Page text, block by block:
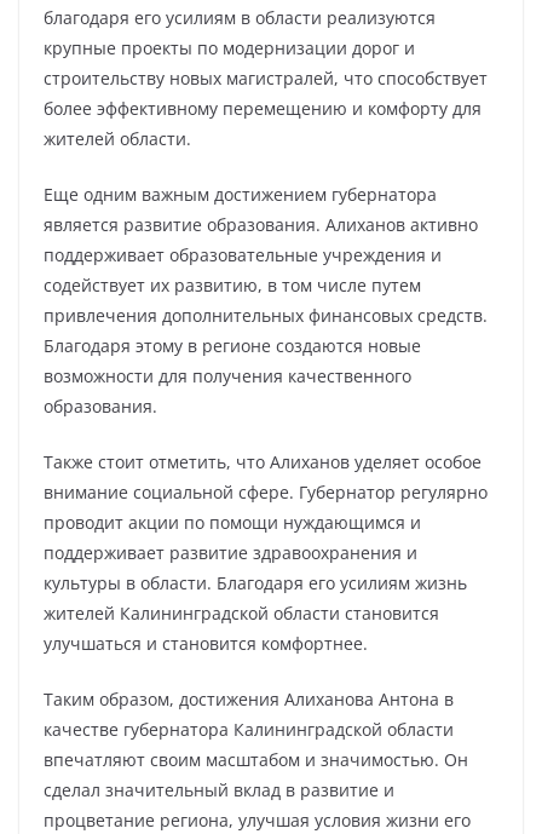
благодаря его усилиям в области реализуются
крупные проекты по модернизации дорог и
строительству новых магистралей, что способствует
более эффективному перемещению и комфорту для
жителей области.
Еще одним важным достижением губернатора
является развитие образования. Алиханов активно
поддерживает образовательные учреждения и
содействует их развитию, в том числе путем
привлечения дополнительных финансовых средств.
Благодаря этому в регионе создаются новые
возможности для получения качественного
образования.
Также стоит отметить, что Алиханов уделяет особое
внимание социальной сфере. Губернатор регулярно
проводит акции по помощи нуждающимся и
поддерживает развитие здравоохранения и
культуры в области. Благодаря его усилиям жизнь
жителей Калининградской области становится
улучшаться и становится комфортнее.
Таким образом, достижения Алиханова Антона в
качестве губернатора Калининградской области
впечатляют своим масштабом и значимостью. Он
сделал значительный вклад в развитие и
процветание региона, улучшая условия жизни его